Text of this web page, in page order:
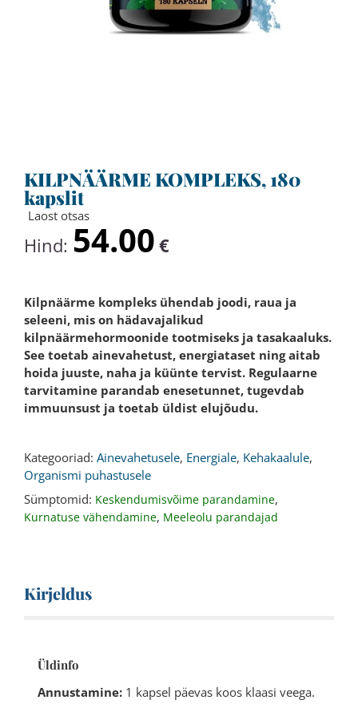
KILPNÄÄRME KOMPLEKS, 180
kapslit
Laost otsas
Hind: 54.00 €
Kilpnäärme kompleks ühendab joodi, raua ja
seleeni, mis on hädavajalikud
kilpnäärmehormoonide tootmiseks ja tasakaaluks.
See toetab ainevahetust, energiataset ning aitab
hoida juuste, naha ja küünte tervist. Regulaarne
tarvitamine parandab enesetunnet, tugevdab
immuunsust ja toetab üldist elujõudu.
Kategooriad: Ainevahetusele, Energiale, Kehakaalule,
Organismi puhastusele
Sümptomid: Keskendumisvõime parandamine,
Kurnatuse vähendamine, Meeleolu parandajad
Kirjeldus
Üldinfo
Annustamine:1 kapsel päevas koos klaasi veega.